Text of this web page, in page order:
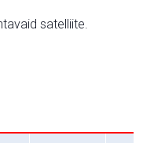
satelliite.